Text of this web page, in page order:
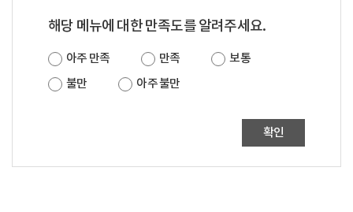
해당 메뉴에 대한 만족도를 알려주세요.
아주 만족 만족
보통
불만
아주 불만
확인